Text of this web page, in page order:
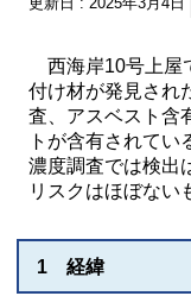
西海岸10号上屋
付け材が発見され
査、アスベスト含
トが含有されて
濃度調査では検出
リスクはほぼない
1 経緯